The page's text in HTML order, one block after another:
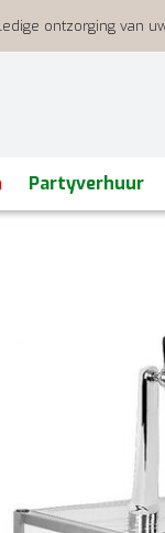
ontzorging van
Partyverhuur